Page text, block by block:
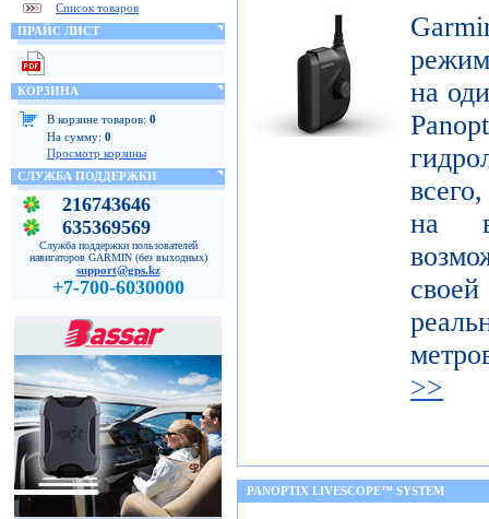
Список товаров
ПРАЙС ЛИСТ
КОРЗИНА
В корзине товаров: 0
На сумму: 0
Просмотр корзины
СЛУЖБА ПОДДЕРЖКИ
216743646
635369569
Служба поддержки пользователей
навигаторов GARMIN (без выходных)
support@gps.kz
+7-700-6030000
на
на
>>
PANOPTIX LIVESCOPE™ SYSTEM